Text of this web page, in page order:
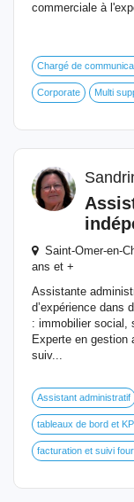
commerciale à
Chargé de
Corporate Multi
Saint-Omer-en-
ans et +
Assistante
d’expérience dans
: immobilier social,
Experte en gestion
suiv...
Assistant administratif
tableaux de bord et
facturation et suivi